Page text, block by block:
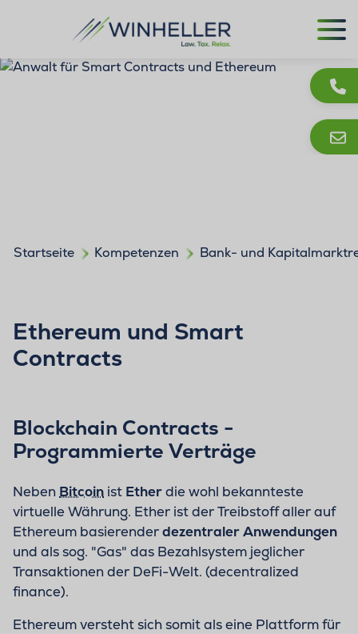
Startseite Kompetenzen Bank- und
Ethereum und Smart
Contracts
Blockchain Contracts -
Programmierte Verträge
Neben Bitcoin ist Etherdie wohl bekannteste
virtuelle Währung. Ether ist der Treibstoff aller auf
Ethereum basierenderdezentraler Anwendungen
und als sog. "Gas" das Bezahlsystem jeglicher
Transaktionen der DeFi-Welt. (decentralized
finance).
Ethereum versteht sich somit als eine Plattform für